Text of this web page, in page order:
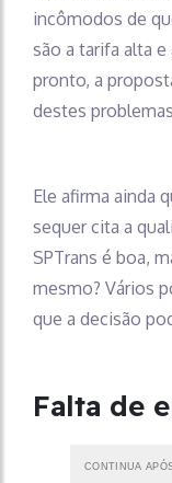
incômodos de
são a tarifa alta
pronto, a
destes
Ele afirma ainda
sequer cita a
SPTrans é boa,
mesmo? Vários
que a decisão
Falta de
CONTINUA